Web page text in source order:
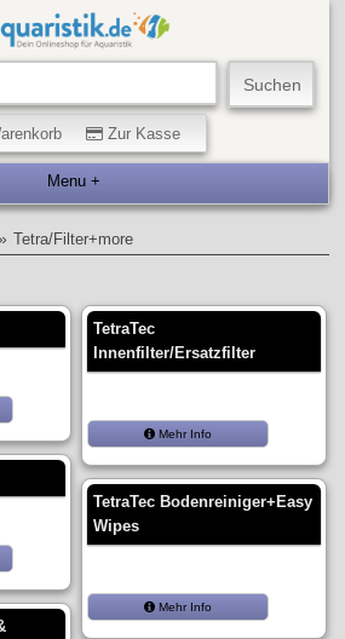
Zur Kasse
Tetra/Filter+more
TetraTec
Innenfilter/Ersatzfilter
Mehr Info
TetraTec Bodenreiniger+Easy
Wipes
Mehr Info